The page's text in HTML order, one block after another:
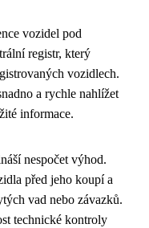
vozidel pod
registr, který
vozidlech.
a rychle nahlížet
informace.
nespočet výhod.
před jeho koupí a
vad nebo závazků.
technické kontroly